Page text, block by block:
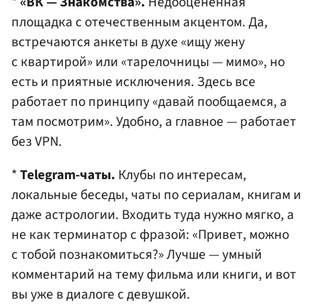
площадка с отечественным акцентом. Да,
встречаются анкеты в духе «ищу жену
с квартирой» или «тарелочницы — мимо», но
есть и приятные исключения. Здесь все
работает по принципу «давай пообщаемся, а
там посмотрим». Удобно, а главное — работает
без VPN.
*Telegram-чаты. Клубы по интересам,
локальные беседы, чаты по сериалам, книгам и
даже астрологии. Входить туда нужно мягко, а
не как терминатор с фразой: «Привет, можно
с тобой познакомиться?» Лучше — умный
комментарий на тему фильма или книги, и вот
вы уже в диалоге с девушкой.